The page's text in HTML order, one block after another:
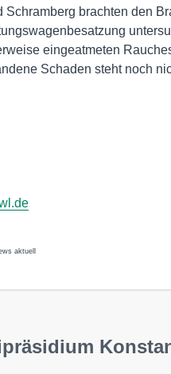
brachten den
eingeatmeten
Schaden steht noch
aktuell